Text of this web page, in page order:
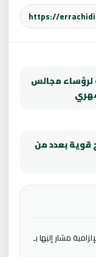
لرؤساء مجالس
قوية بعدد من
مشار إليها بـ